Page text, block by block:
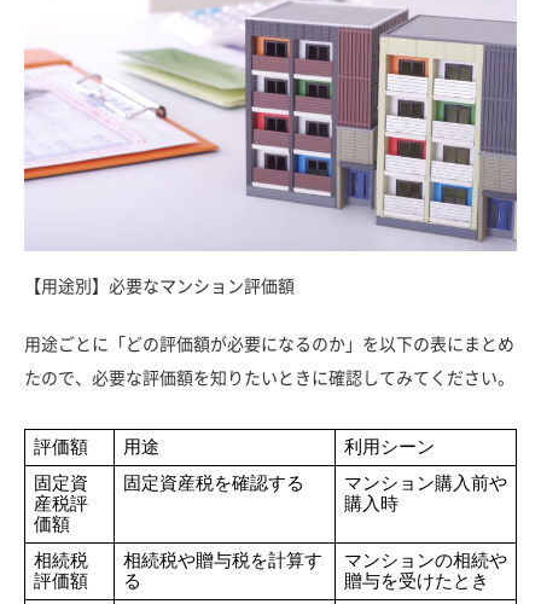
【用途別】必要なマンション評価額
用途ごとに「どの評価額が必要になるのか」を以下の表にまとめ
たので、必要な評価額を知りたいときに確認してみてください。
評価額 用途
利用シーン
固定資
産税評
価額
固定資産税を確認する
マンション購入前や
購入時
相続税
評価額
相続税や贈与税を計算す
る
マンションの相続や
贈与を受けたとき